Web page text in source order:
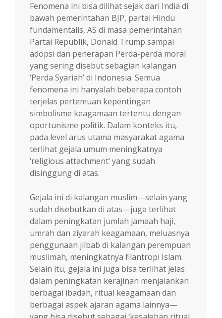
Fenomena ini bisa dilihat sejak dari India di
bawah pemerintahan BJP, partai Hindu
fundamentalis, AS di masa pemerintahan
Partai Republik, Donald Trump sampai
adopsi dan penerapan Perda-perda moral
yang sering disebut sebagian kalangan
‘Perda Syariah’ di Indonesia. Semua
fenomena ini hanyalah beberapa contoh
terjelas pertemuan kepentingan
simbolisme keagamaan tertentu dengan
oportunisme politik. Dalam konteks itu,
pada level arus utama masyarakat agama
terlihat gejala umum meningkatnya
‘religious attachment’ yang sudah
disinggung di atas.
Gejala ini di kalangan muslim—selain yang
sudah disebutkan di atas—juga terlihat
dalam peningkatan jumlah jamaah haji,
umrah dan ziyarah keagamaan, meluasnya
penggunaan jilbab di kalangan perempuan
muslimah, meningkatnya filantropi Islam.
Selain itu, gejala ini juga bisa terlihat jelas
dalam peningkatan kerajinan menjalankan
berbagai ibadah, ritual keagamaan dan
berbagai aspek ajaran agama lainnya—